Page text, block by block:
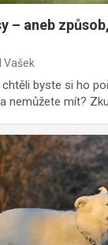
– aneb
Vašek
byste si ho
nemůžete mít?